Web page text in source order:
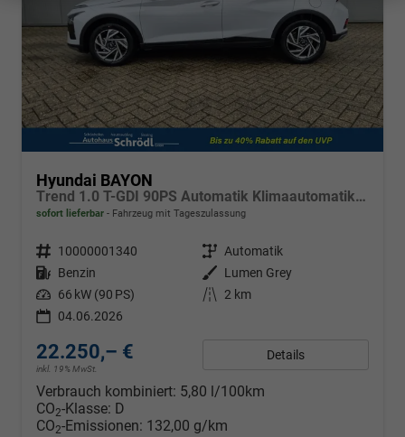
Hyundai BAYON
Trend 1.0 T-GDI 90PS Automatik Klimaautomatik Rückf.Kamera Parksensoren Sitzheizung Lenkradheizung Bluetooth Touchscreen Tempomat Apple CarPlay + Android Auto 16"LM
sofort lieferbar Fahrzeug mit Tageszulassung
Fahrzeugnr. 10000001340 Getriebe Automatik
Kraftstoff Benzin Außenfarbe Lumen Grey
Leistung 66 kW (90 PS) Kilometerstand
2 km
04.06.2026
22.250,– €
inkl. 19% MwSt.
Details
Verbrauch kombiniert: 5,80 l/100km
CO2-Klasse: D
CO2-Emissionen: 132,00 g/km